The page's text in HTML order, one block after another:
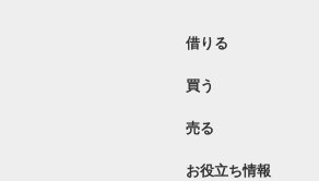
借りる
買う
売る
お役立ち情報